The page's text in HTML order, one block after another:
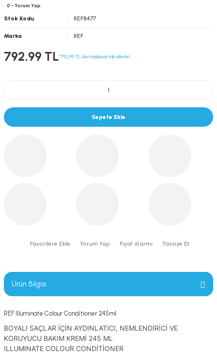
0 - Yorum Yap
Stok Kodu REF8477
Marka REF
792,99 TL*792,99 TL den başlayan taksitlerle!
Sepete Ekle
Yorum Yap Fiyat Alarmı Tavsiye Et
Ürün Bilgisi
REF Illuminate Colour Conditioner 245ml
BOYALI SAÇLAR İÇİN AYDINLATICI, NEMLENDİRİCİ VE
KORUYUCU BAKIM KREMİ 245 ML
ILLUMINATE COLOUR CONDİTİONER